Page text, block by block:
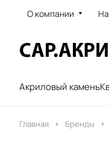
О компании
Акриловый камень
Главная Бренды